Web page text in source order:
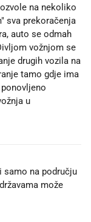
na nekoliko
sva prekoračenja
auto se odmah
vožnjom se
drugih vozila na
tamo gdje ima
u
samo na području
može